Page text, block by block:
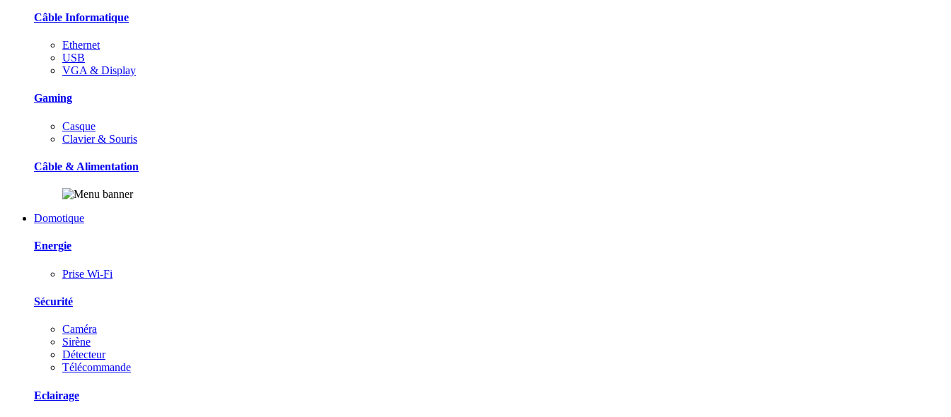
Câble Informatique
Ethernet
USB
VGA & Display
Gaming
Casque
Clavier & Souris
Câble & Alimentation
Domotique
Energie
Prise Wi-Fi
Sécurité
Caméra
Sirène
Détecteur
Télécommande
Eclairage